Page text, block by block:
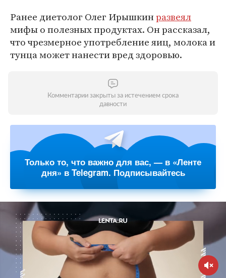
Ранее диетолог Олег Ирышкинразвеял
мифы о полезных продуктах. Он рассказал,
что чрезмерное употребление яиц, молока и
тунца может нанести вред здоровью.
Комментарии закрыты за истечением срока
давности
Только то, что важно для вас, — в «Ленте
дня» в Telegram. Подписывайтесь